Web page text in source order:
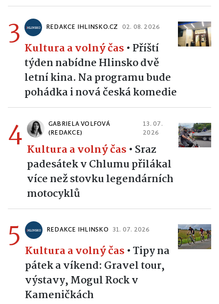
3 REDAKCE IHLINSKO.CZ 02. 08. 2026
Kultura a volný čas • Příští
týden nabídne Hlinsko dvě
letní kina. Na programu bude
pohádka i nová česká komedie
4
GABRIELA VOLFOVÁ
(REDAKCE)
13. 07.
2026
Kultura a volný čas • Sraz
padesátek v Chlumu přilákal
více než stovku legendárních
motocyklů
5 REDAKCE IHLINSKO 31. 07. 2026
Kultura a volný čas •Tipy na
pátek a víkend: Gravel tour,
výstavy, Mogul Rock v
Kameničkách